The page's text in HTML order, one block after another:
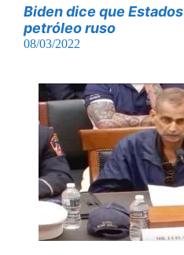
Biden dice que
petróleo ruso
08/03/2022